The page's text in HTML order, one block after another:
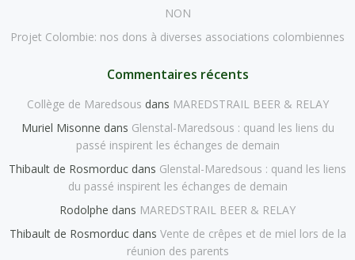
NON
Projet Colombie: nos dons à diverses associations colombiennes
Commentaires récents
Collège de Maredsous dans MAREDSTRAIL BEER & RELAY
Muriel Misonne dans Glenstal-Maredsous : quand les liens du
passé inspirent les échanges de demain
Thibault de Rosmorduc dans Glenstal-Maredsous : quand les liens
du passé inspirent les échanges de demain
Rodolphe dans MAREDSTRAIL BEER & RELAY
Thibault de Rosmorducdans Vente de crêpes et de miel lors de la
réunion des parents